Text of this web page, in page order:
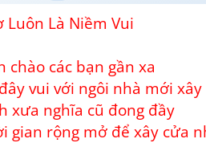
Luôn Là Niềm Vui
chào các bạn gần xa
vui với ngôi nhà mới xây
xưa nghĩa cũ đong đầy
gian rộng mở để xây cửa